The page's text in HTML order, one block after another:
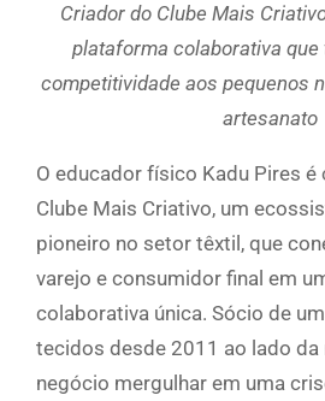
Criador do Clube Mais
plataforma colaborativa que
competitividade aos pequenos
artesanato
O educador físico Kadu Pires
Clube Mais Criativo, um
pioneiro no setor têxtil, que
varejo e consumidor final em
colaborativa única. Sócio de
tecidos desde 2011 ao lado da
negócio mergulhar em uma